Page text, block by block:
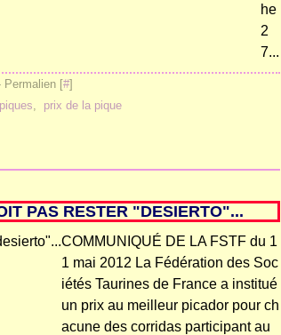
he
2
7...
Permalien [#]
piques, prix de la pique
PAS RESTER "DESIERTO"...
COMMUNIQUÉ DE LA FSTF du 1
1 mai 2012 La Fédération des Soc
iétés Taurines de France a institué
un prix au meilleur picador pour ch
acune des corridas participant au